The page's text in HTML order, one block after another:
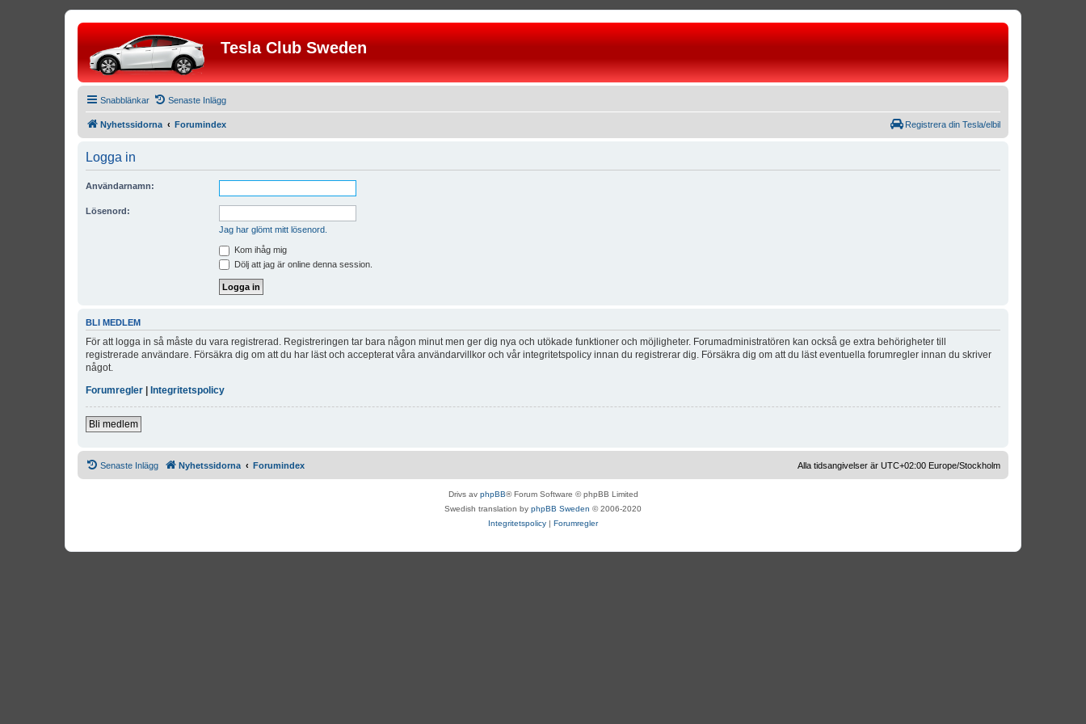
Tesla Club Sweden
Snabblänkar Senaste Inlägg
Nyhetssidorna Forumindex Registrera din Tesla/elbil
Logga in
Användarnamn:
Lösenord:
Jag har glömt mitt lösenord.
Kom ihåg mig
Dölj att jag är online denna session.
BLI MEDLEM
För att logga in så måste du vara registrerad. Registreringen tar bara någon minut men ger dig nya och utökade funktioner och möjligheter. Forumadministratören kan också ge extra behörigheter till
registrerade användare. Försäkra dig om att du har läst och accepterat våra användarvillkor och vår integritetspolicy innan du registrerar dig. Försäkra dig om att du läst eventuella forumregler innan du skriver
något.
Forumregler | Integritetspolicy
Bli medlem
Senaste Inlägg Nyhetssidorna Forumindex Alla tidsangivelser är UTC+02:00 Europe/Stockholm
Drivs av phpBB® Forum Software © phpBB Limited
Swedish translation by phpBB Sweden © 2006-2020
Integritetspolicy | Forumregler